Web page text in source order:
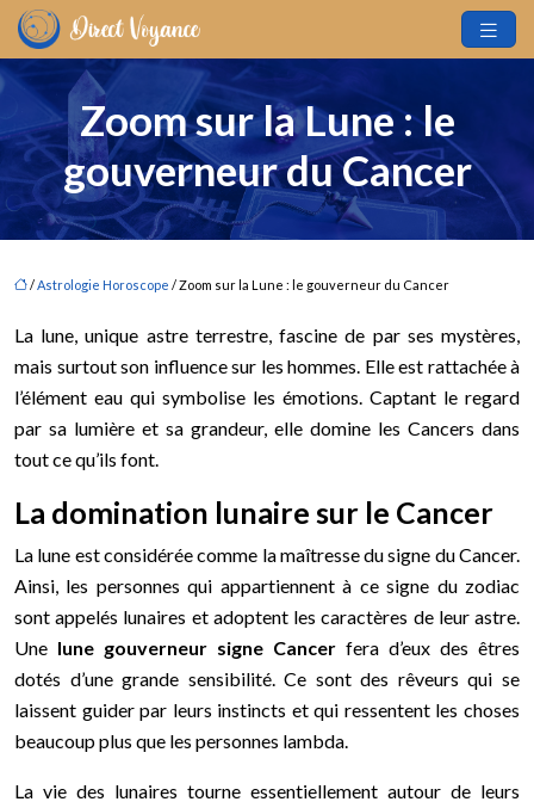
Zoom sur la Lune : le
gouverneur du Cancer
/Astrologie Horoscope / Zoom sur la Lune : le gouverneur du Cancer
La lune, unique astre terrestre, fascine de par ses mystères,
mais surtout son influence sur les hommes. Elle est rattachée à
l’élément eau qui symbolise les émotions. Captant le regard
par sa lumière et sa grandeur, elle domine les Cancers dans
tout ce qu’ils font.
La domination lunaire sur le Cancer
La lune est considérée comme la maîtresse du signe du Cancer.
Ainsi, les personnes qui appartiennent à ce signe du zodiac
sont appelés lunaires et adoptent les caractères de leur astre.
Une lune gouverneur signe Cancer fera d’eux des êtres
dotés d’une grande sensibilité. Ce sont des rêveurs qui se
laissent guider par leurs instincts et qui ressentent les choses
beaucoup plus que les personnes lambda.
La vie des lunaires tourne essentiellement autour de leurs